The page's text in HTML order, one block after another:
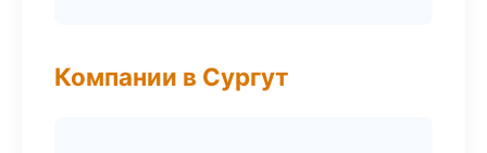
Компании в Сургут